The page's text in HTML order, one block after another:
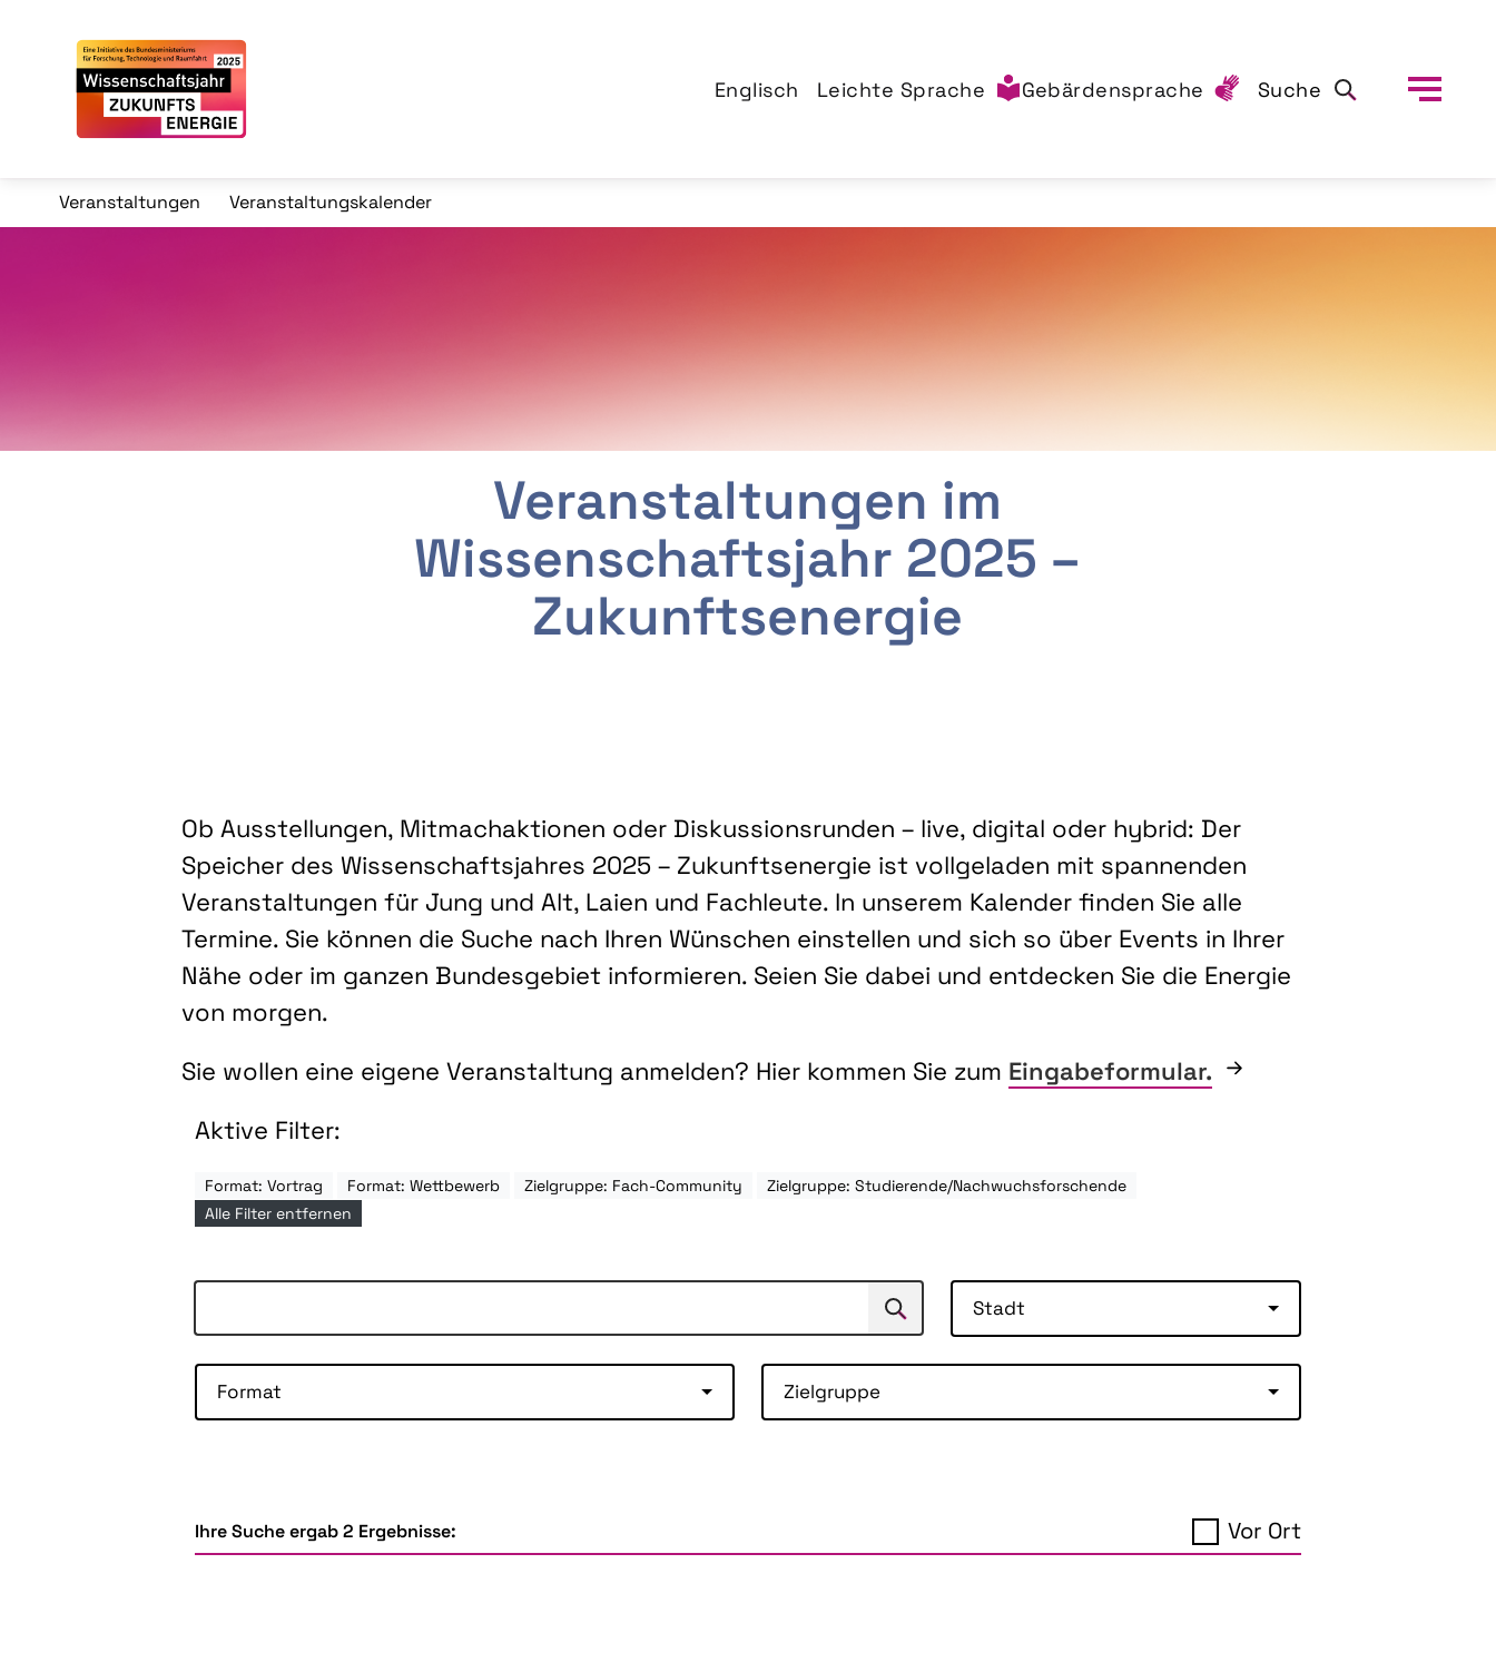
Englisch Leichte Sprache Gebärdensprache Suche
Veranstaltungen Veranstaltungskalender
Veranstaltungen im
Wissenschaftsjahr 2025 –
Zukunftsenergie
Ob Ausstellungen, Mitmachaktionen oder Diskussionsrunden – live, digital oder hybrid: Der
Speicher des Wissenschaftsjahres 2025 – Zukunftsenergie ist vollgeladen mit spannenden
Veranstaltungen für Jung und Alt, Laien und Fachleute. In unserem Kalender finden Sie alle
Termine. Sie können die Suche nach Ihren Wünschen einstellen und sich so über Events in Ihrer
Nähe oder im ganzen Bundesgebiet informieren. Seien Sie dabei und entdecken Sie die Energie
von morgen.
Sie wollen eine eigene Veranstaltung anmelden? Hier kommen Sie zum Eingabeformular.
Aktive Filter:
Format: Vortrag Format: Wettbewerb Zielgruppe: Fach-Community
Zielgruppe: Studierende/Nachwuchsforschende
Alle Filter entfernen
Suchen Stadt
Format Zielgruppe
Ihre Suche ergab 2 Ergebnisse: Vor Ort